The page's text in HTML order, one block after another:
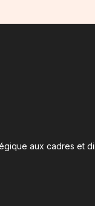
aux cadres et